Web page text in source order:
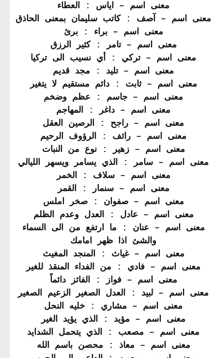
معنى اسم – اياس : العطاء
معنى اسم – آصف : كاتب سليمان بمعنى الحاذق
معنى اسم – براء : برئ
معنى اسم – تامر : كثير الرزق
معنى اسم – تركي : أي نسيب الى تركيا
معنى اسم – تليد : مجد قديم
معنى اسم – ثابت : دائم مستقيم لا يتغير
معنى اسم – جاسم : عظم وضخم
معنى اسم – داغر : المهاجم
معنى اسم – راجح : الرصين العقل
معنى اسم – رائف : الرؤوف الرحيم
معنى اسم – زهير : نوع من النبات
معنى اسم – سامر : الذي يسامر ويسهر الليالي
معنى اسم – سلاف : الخمر
معنى اسم – سنمار : القمر
معنى اسم – صفوان : صخر املس
معنى اسم – عادل : العدل وعدم الظلم
معنى اسم – عنان : ما ارتفع من الى السماء
والشئ اذا ظهر امامك
معنى اسم – غياث : المنجد المغيث
معنى اسم – فادي : من الفداء المنقذ للغير
معنى اسم – فواز : الفائز دائماً
معنى اسم – لبيد : العدل الصغير الزعيم الصغير
معنى اسم – مشاري : خليه النحل
معنى اسم – مؤيد : الذي يؤيد الغير
معنى اسم – مصعب : الذي يتحمل الشدايد
معنى اسم – معاذ : محصن باسم الله